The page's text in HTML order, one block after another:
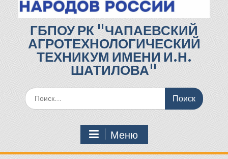
ГБПОУ РК "ЧАПАЕВСКИЙ
АГРОТЕХНОЛОГИЧЕСКИЙ
ТЕХНИКУМ ИМЕНИ И.Н.
ШАТИЛОВА"
Поиск
по:
Меню